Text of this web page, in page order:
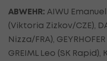
ABWEHR: AIWU
(Viktoria Zizkov/CZE),
Nizza/FRA),
GREIML Leo (SK